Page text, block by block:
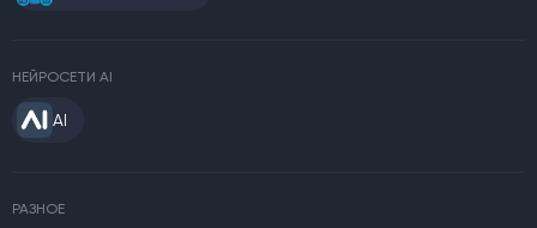
НЕЙРОСЕТИ AI
AI
РАЗНОЕ